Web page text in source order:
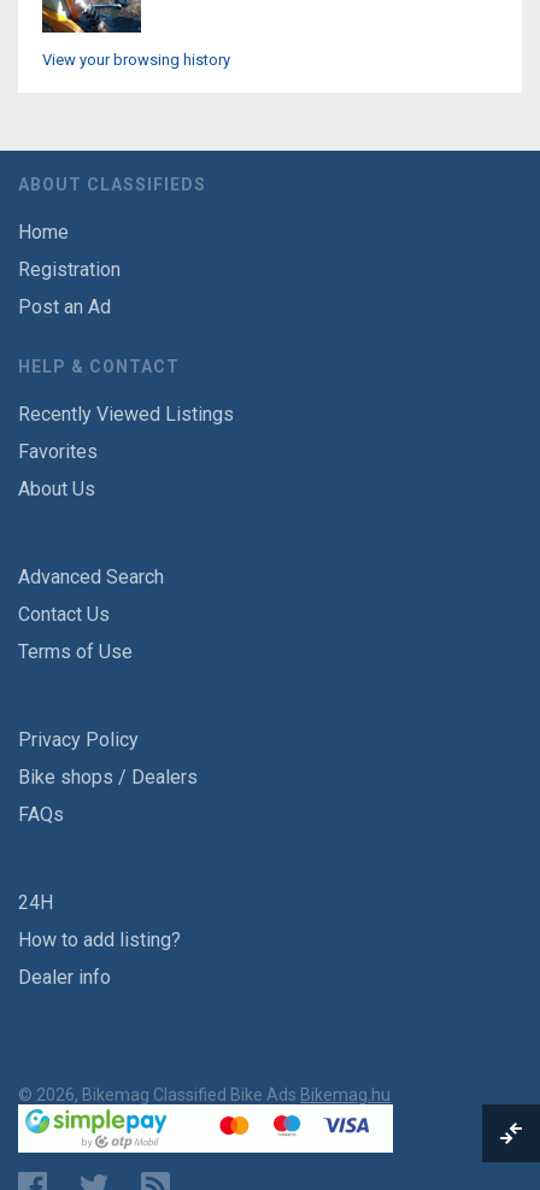
View your browsing history
ABOUT CLASSIFIEDS
Home
Registration
Post an Ad
HELP & CONTACT
Recently Viewed Listings
Favorites
About Us
Advanced Search
Contact Us
Terms of Use
Privacy Policy
Bike shops / Dealers
FAQs
24H
How to add listing?
Dealer info
© 2026, Bikemag Classified Bike Ads Bikemag.hu